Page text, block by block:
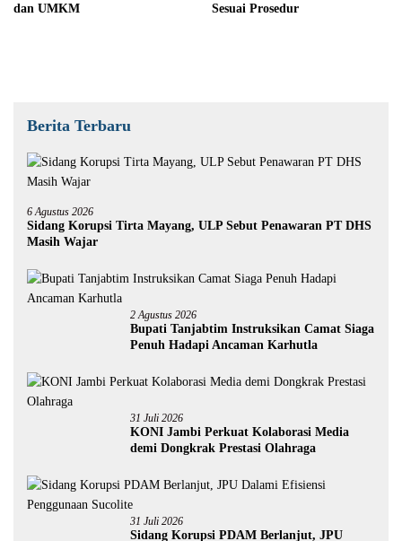
dan UMKM
Sesuai Prosedur
Berita Terbaru
6 Agustus 2026
Sidang Korupsi Tirta Mayang, ULP Sebut Penawaran PT DHS
Masih Wajar
2 Agustus 2026
Bupati Tanjabtim Instruksikan Camat Siaga
Penuh Hadapi Ancaman Karhutla
31 Juli 2026
KONI Jambi Perkuat Kolaborasi Media
demi Dongkrak Prestasi Olahraga
31 Juli 2026
Sidang Korupsi PDAM Berlanjut, JPU